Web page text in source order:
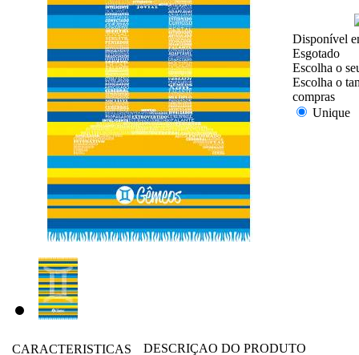
Disponível
Esgotado
Escolha o
Escolha o
compras
Unique
CARACTERISTICAS DESCRIÇAO DO PRODUTO